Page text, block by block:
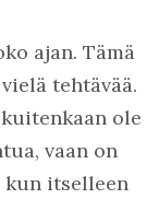
ajan. Tämä
tehtävää.
ole
vaan on
kun itselleen